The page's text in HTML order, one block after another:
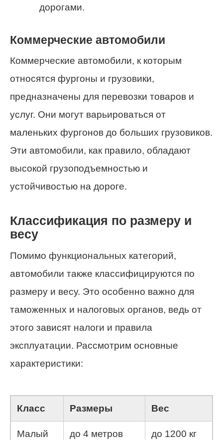
дорогами.
Коммерческие автомобили
Коммерческие автомобили, к которым
относятся фургоны и грузовики,
предназначены для перевозки товаров и
услуг. Они могут варьироваться от
маленьких фургонов до больших грузовиков.
Эти автомобили, как правило, обладают
высокой грузоподъемностью и
устойчивостью на дороге.
Классификация по размеру и
весу
Помимо функциональных категорий,
автомобили также классифицируются по
размеру и весу. Это особенно важно для
таможенных и налоговых органов, ведь от
этого зависят налоги и правила
эксплуатации. Рассмотрим основные
характеристики:
Класс Размеры Вес
Малый до 4 метров до 1200 кг